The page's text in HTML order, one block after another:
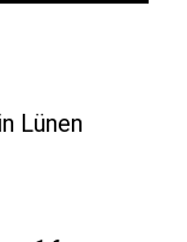
Lünen